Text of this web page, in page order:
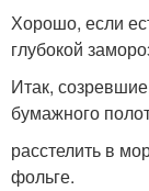
Хорошо, если
глубокой
Итак,
бумажного
расстелить в
фольге.